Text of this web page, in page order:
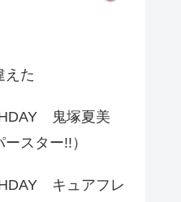
えた
鬼塚夏美
スター!!）
キュアフレ